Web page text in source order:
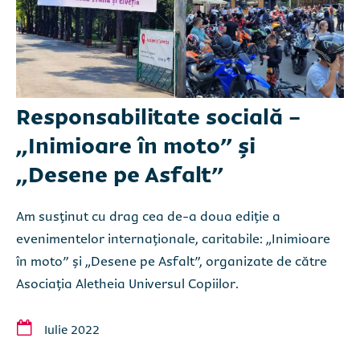
Responsabilitate socială -
„Inimioare în moto” și
„Desene pe Asfalt”
Am susținut cu drag cea de-a doua ediție a
evenimentelor internaționale, caritabile: „Inimioare
în moto” și „Desene pe Asfalt”, organizate de către
Asociația Aletheia Universul Copiilor.
Iulie 2022